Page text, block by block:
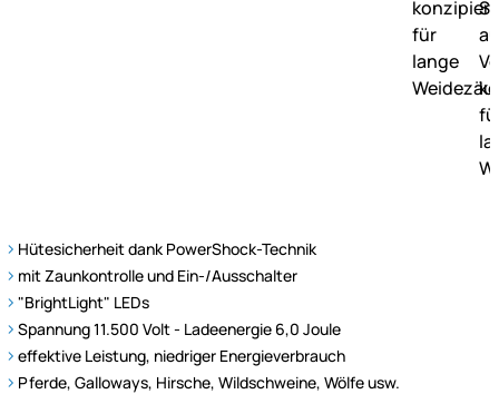
Hütesicherheit dank PowerShock-Technik
mit Zaunkontrolle und Ein-/Ausschalter
"BrightLight" LEDs
Spannung 11.500 Volt - Ladeenergie 6,0 Joule
effektive Leistung, niedriger Energieverbrauch
Pferde, Galloways, Hirsche, Wildschweine, Wölfe usw.